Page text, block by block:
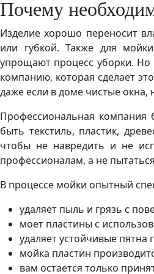
Почему
Изделие хорошо переносит
или губкой. Также для
упрощают процесс уборки. Но
компанию, которая сделает
даже если в доме чистые
Профессиональная компания
быть текстиль, пластик,
чтобы не навредить и не
профессионалам, а не
В процессе мойки опытный
удаляет пыль и грязь с
моет пластины с
удаляет устойчивые
мойка пластин
вам остается только